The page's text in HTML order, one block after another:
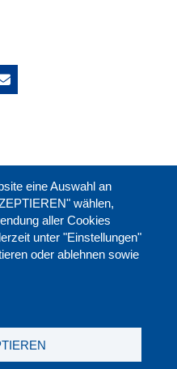
eine Auswahl an
wählen,
aller Cookies
unter "Einstellungen"
oder ablehnen sowie